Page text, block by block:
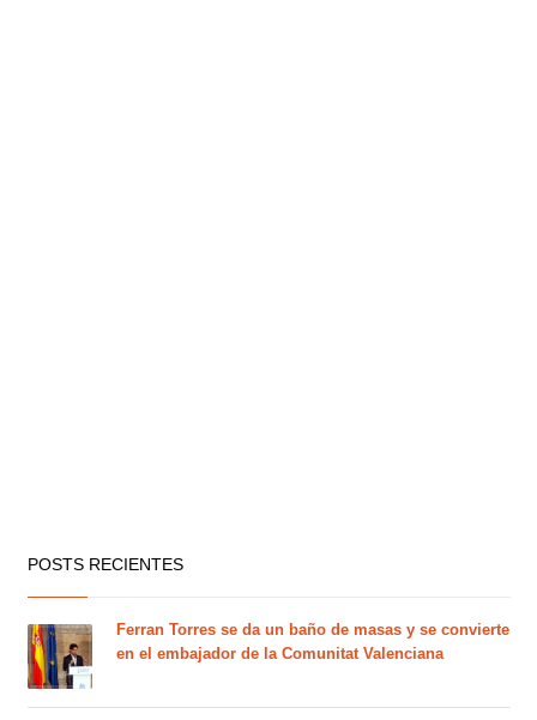
POSTS RECIENTES
Ferran Torres se da un baño de masas y se convierte
en el embajador de la Comunitat Valenciana